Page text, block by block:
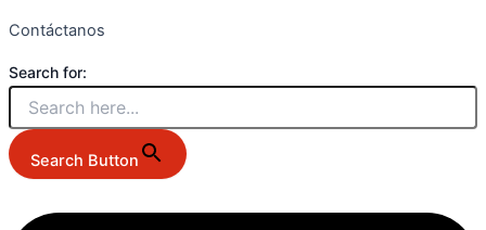
Contáctanos
Search for:
Search Button